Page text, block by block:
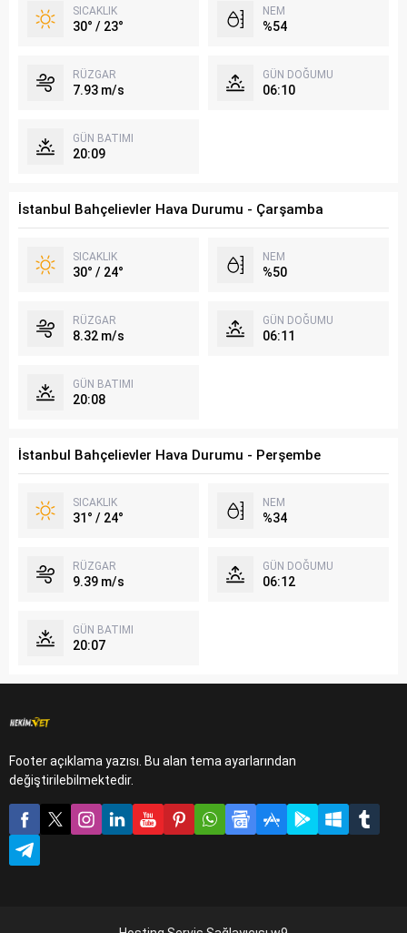
SICAKLIK
30° / 23°
NEM
%54
RÜZGAR
7.93 m/s
GÜN DOĞUMU
06:10
GÜN BATIMI
20:09
İstanbul Bahçelievler Hava Durumu - Çarşamba
SICAKLIK
30° / 24°
NEM
%50
RÜZGAR
8.32 m/s
GÜN DOĞUMU
06:11
GÜN BATIMI
20:08
İstanbul Bahçelievler Hava Durumu - Perşembe
SICAKLIK
31° / 24°
NEM
%34
RÜZGAR
9.39 m/s
GÜN DOĞUMU
06:12
GÜN BATIMI
20:07
Footer açıklama yazısı. Bu alan tema ayarlarından
değiştirilebilmektedir.